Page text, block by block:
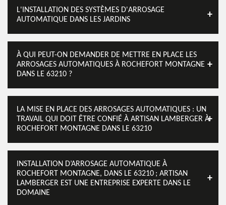
L'INSTALLATION DES SYSTÈMES D'ARROSAGE
AUTOMATIQUE DANS LES JARDINS
À QUI PEUT-ON DEMANDER DE METTRE EN PLACE LES
ARROSAGES AUTOMATIQUES À ROCHEFORT MONTAGNE
DANS LE 63210 ?
LA MISE EN PLACE DES ARROSAGES AUTOMATIQUES : UN
TRAVAIL QUI DOIT ÊTRE CONFIÉ À ARTISAN LAMBERGER À
ROCHEFORT MONTAGNE DANS LE 63210
INSTALLATION D’ARROSAGE AUTOMATIQUE À
ROCHEFORT MONTAGNE, DANS LE 63210 ; ARTISAN
LAMBERGER EST UNE ENTREPRISE EXPERTE DANS LE
DOMAINE